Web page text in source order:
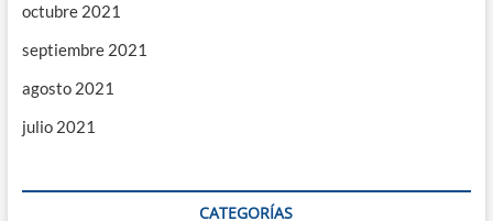
octubre 2021
septiembre 2021
agosto 2021
julio 2021
CATEGORÍAS